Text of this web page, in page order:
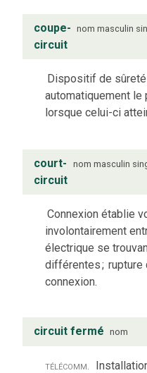
coupe-
circuit
nom masculin
Dispositif de
automatiquement le
lorsque celui-ci
court-
circuit
nom masculin
Connexion établie
involontairement
électrique se
différentes; rupture
connexion.
circuit fermé nom
télécomm.